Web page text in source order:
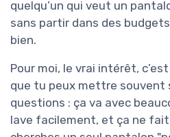
quelqu’un qui veut un
sans partir dans des
bien.
Pour moi, le vrai intérêt,
que tu peux mettre souvent
questions : ça va avec
lave facilement, et ça ne fait